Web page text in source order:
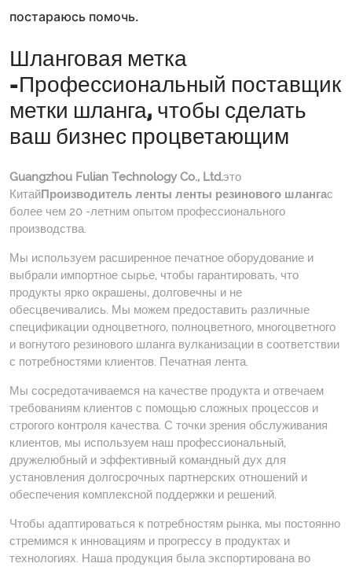
постараюсь помочь.
Шланговая метка
-Профессиональный поставщик
метки шланга, чтобы сделать
ваш бизнес процветающим
Guangzhou Fulian Technology Co., Ltd.это
КитайПроизводитель ленты ленты резинового шлангас
более чем 20 -летним опытом профессионального
производства.
Мы используем расширенное печатное оборудование и
выбрали импортное сырье, чтобы гарантировать, что
продукты ярко окрашены, долговечны и не
обесцвечивались. Мы можем предоставить различные
спецификации одноцветного, полноцветного, многоцветного
и вогнутого резинового шланга вулканизации в соответствии
с потребностями клиентов. Печатная лента.
Мы сосредотачиваемся на качестве продукта и отвечаем
требованиям клиентов с помощью сложных процессов и
строгого контроля качества. С точки зрения обслуживания
клиентов, мы используем наш профессиональный,
дружелюбный и эффективный командный дух для
установления долгосрочных партнерских отношений и
обеспечения комплексной поддержки и решений.
Чтобы адаптироваться к потребностям рынка, мы постоянно
стремимся к инновациям и прогрессу в продуктах и ​​
технологиях. Наша продукция была экспортирована во